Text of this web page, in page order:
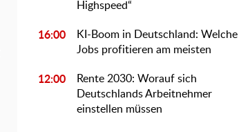
Highspeed“
16:00
KI-Boom in Deutschland: Welche
Jobs profitieren am meisten
12:00
Rente 2030: Worauf sich
Deutschlands Arbeitnehmer
einstellen müssen